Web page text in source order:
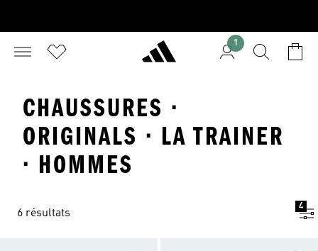
1
CHAUSSURES ·
ORIGINALS · LA TRAINER
· HOMMES
6 résultats
4